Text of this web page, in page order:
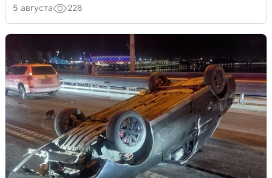
5 августа 228